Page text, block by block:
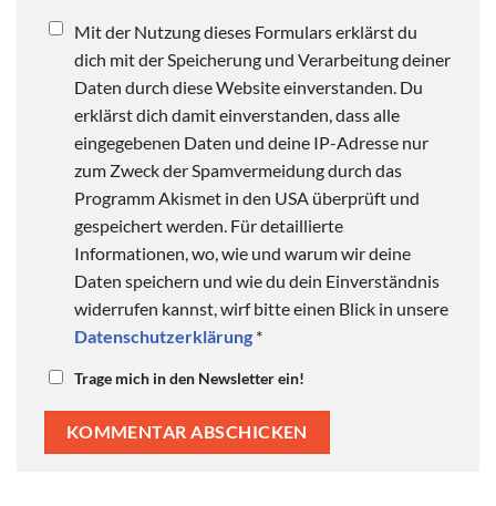
Mit der Nutzung dieses Formulars erklärst du
dich mit der Speicherung und Verarbeitung deiner
Daten durch diese Website einverstanden. Du
erklärst dich damit einverstanden, dass alle
eingegebenen Daten und deine IP-Adresse nur
zum Zweck der Spamvermeidung durch das
Programm Akismet in den USA überprüft und
gespeichert werden. Für detaillierte
Informationen, wo, wie und warum wir deine
Daten speichern und wie du dein Einverständnis
widerrufen kannst, wirf bitte einen Blick in unsere
Datenschutzerklärung *
Trage mich in den Newsletter ein!